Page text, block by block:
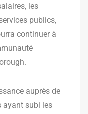
les
publics,
continuer à
auprès de
ayant subi les